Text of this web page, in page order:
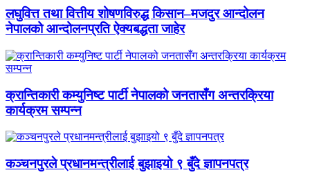
लघुवित्त तथा वित्तीय शोषणविरुद्ध किसान–मजदुर आन्दोलन
नेपालको आन्दोलनप्रति ऐक्यबद्धता जाहेर
क्रान्तिकारी कम्युनिष्ट पार्टी नेपालको जनतासँग अन्तरक्रिया
कार्यक्रम सम्पन्न
कञ्चनपुरले प्रधानमन्त्रीलाई बुझाइयो ९ बुँदे ज्ञापनपत्र